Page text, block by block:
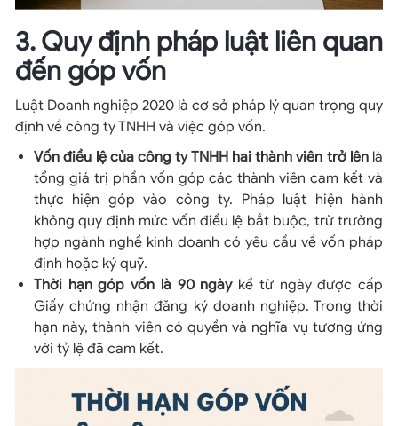
3. Quy định pháp luật liên quan
đến góp vốn
Luật Doanh nghiệp 2020 là cơ sở pháp lý quan trọng quy
định về công ty TNHH và việc góp vốn.
Vốn điều lệ của công ty TNHH hai thành viên trở lênlà
tổng giá trị phần vốn góp các thành viên cam kết và
thực hiện góp vào công ty. Pháp luật hiện hành
không quy định mức vốn điều lệ bắt buộc, trừ trường
hợp ngành nghề kinh doanh có yêu cầu về vốn pháp
định hoặc ký quỹ.
Thời hạn góp vốn là 90 ngàykể từ ngày được cấp
Giấy chứng nhận đăng ký doanh nghiệp. Trong thời
hạn này, thành viên có quyền và nghĩa vụ tương ứng
với tỷ lệ đã cam kết.